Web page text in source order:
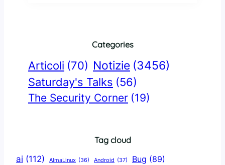
Categories
Articoli (70) Notizie (3456)
Saturday's Talks (56)
The Security Corner (19)
Tag cloud
ai (112) AlmaLinux (36) Android (37) Bug (89)